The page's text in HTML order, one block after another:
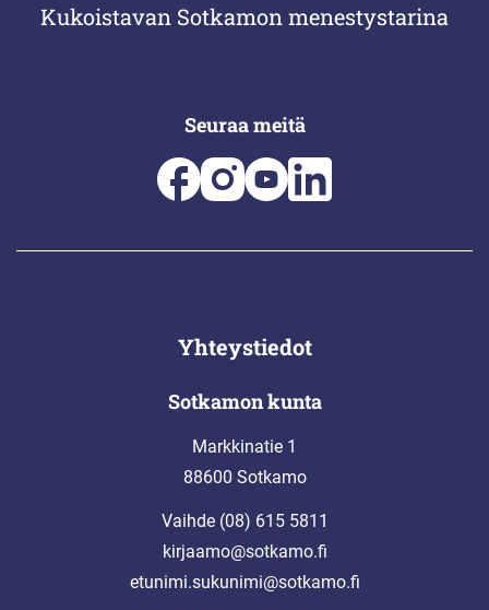
Kukoistavan Sotkamon menestystarina
Seuraa meitä
Yhteystiedot
Sotkamon kunta
Markkinatie 1
88600 Sotkamo
Vaihde (08) 615 5811
kirjaamo@sotkamo.fi
etunimi.sukunimi@sotkamo.fi